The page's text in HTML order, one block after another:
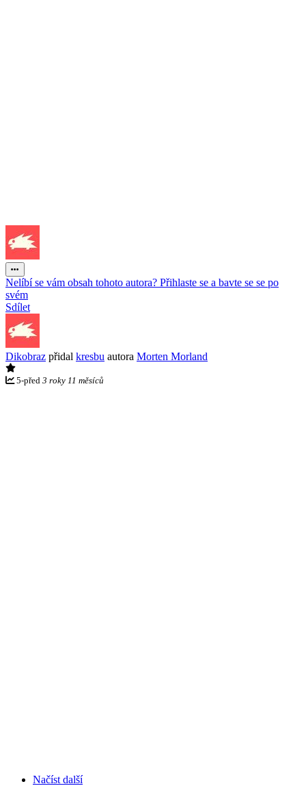
Nelíbí se vám obsah tohoto autora? Přihlaste se a bavte se se po
svém
Sdílet
Dikobraz přidal kresbu autora Morten Morland
5-před 3 roky 11 měsíců
Načíst další